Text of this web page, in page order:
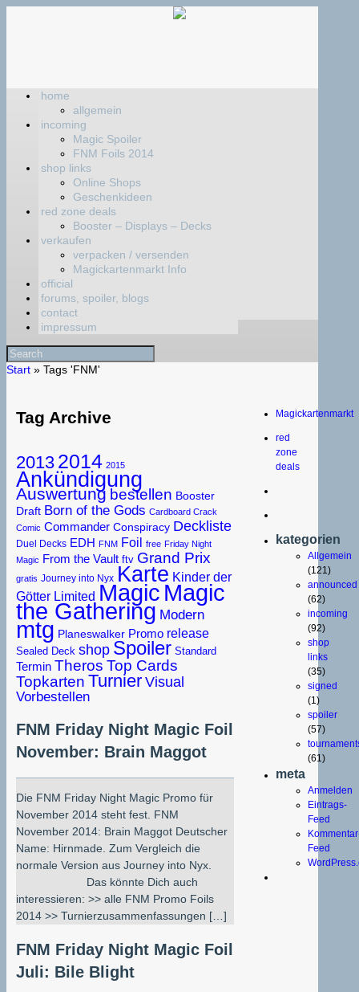
home
allgemein
incoming
Magic Spoiler
FNM Foils 2014
shop links
Online Shops
Geschenkideen
red zone deals
Booster – Displays – Decks
verkaufen
verpacken / versenden
Magickartenmarkt Info
official
forums, spoiler, blogs
contact
impressum
Start » Tags 'FNM'
Tag Archive
2013 2014 2015
Ankündigung
Auswertung bestellen Booster
Draft Born of the Gods Cardboard Crack
Comic Commander Conspiracy Deckliste
Duel Decks EDH FNM Foil free Friday Night
Magic From the Vault ftv Grand Prix
gratis Journey into Nyx Karte Kinder der
Götter Limited Magic Magic
the Gathering Modern
mtg Planeswalker Promo release
Sealed Deck shop Spoiler Standard
Termin Theros Top Cards
Topkarten Turnier Visual
Vorbestellen
FNM Friday Night Magic Foil
November: Brain Maggot
Die FNM Friday Night Magic Promo für
November 2014 steht fest. FNM
November 2014: Brain Maggot Deutscher
Name: Hirnmade. Zum Vergleich die
normale Version aus Journey into Nyx.
Das könnte Dich auch
interessieren: >> alle FNM Promo Foils
2014 >> Turnierzusammenfassungen […]
FNM Friday Night Magic Foil
Juli: Bile Blight
Magickartenmarkt
red
zone
deals
kategorien
Allgemein
(121)
announced
(62)
incoming
(92)
shop
links
(35)
signed
(1)
spoiler
(57)
(61)
meta
Anmelden
Eintrags-
Feed
Feed